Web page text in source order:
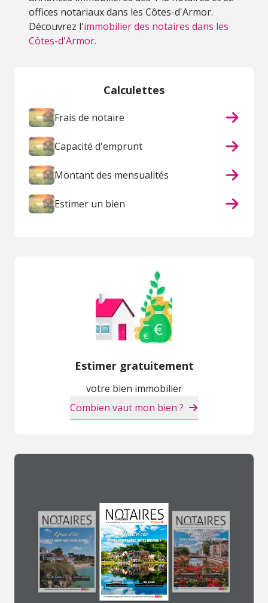
offices notariaux dans les Côtes-d'Armor.
Découvrez l'immobilier des notaires dans les
Côtes-d'Armor.
Calculettes
Frais de notaire
Capacité d'emprunt
Montant des mensualités
Estimer un bien
Estimer gratuitement
votre bien immobilier
Combien vaut mon bien ?